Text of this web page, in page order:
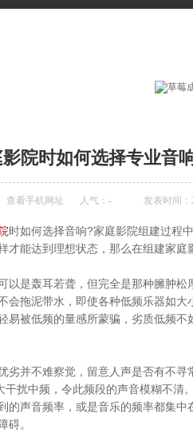
院时如何选择专业音
查看手机网址 人气： - 发表时间：
时如何选择音响?家庭影院组建过程
才能达到理想状态，那么在组建家庭
以是轰耳若聋，但完全是那种臃肿
会拖泥带水，即使各种低频乐器如
易被低频的量感所蒙骗，劣质低频不
劣并不难察觉，留意人声是否有不
干扰中频，令此频段的声音模糊不清
的声音频率，或是音乐的频率都集
碍。